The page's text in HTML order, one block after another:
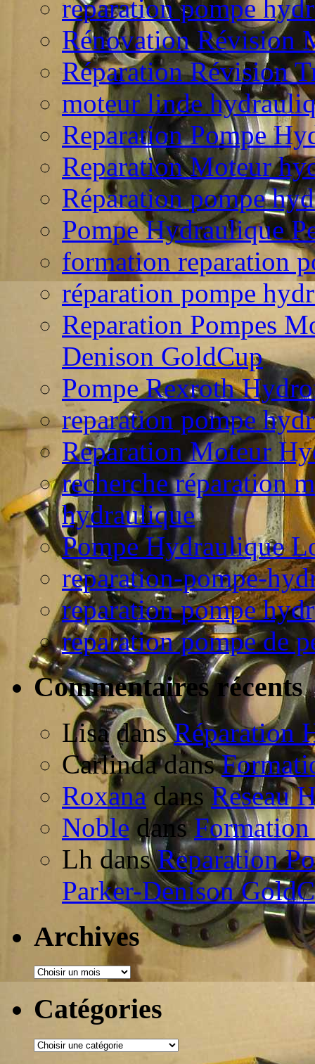
reparation pompe
Rénovation Révision
Réparation Révision
moteur linde
Reparation Pompe
Reparation Moteur
Réparation pompe
Pompe Hydraulique
formation reparation
réparation pompe
Reparation Pompes
Denison GoldCup
Pompe Rexroth
reparation pompe
Reparation Moteur
recherche réparation
hydraulique
Pompe Hydraulique
reparation-pompe-
reparation pompe
reparation pompe de
Commentaires récents
Lisa dansRéparation
Carlinda dans
RoxanadansReseau
Noble dans
Lh dansReparation
Parker-Denison
Archives
Catégories